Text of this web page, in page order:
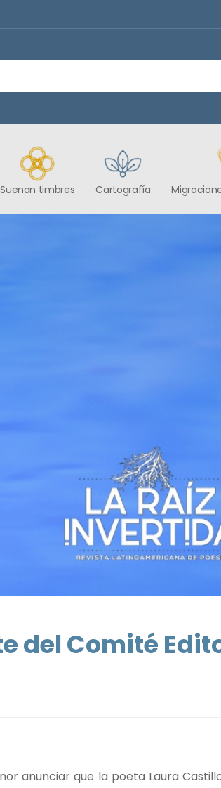
Suenan timbres Cartografía
del Comité
anunciar que la poeta Laura